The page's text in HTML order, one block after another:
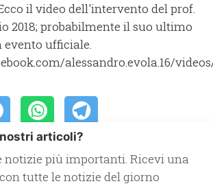
il video dell'intervento del prof.
2018; probabilmente il suo ultimo
ufficiale.
alessandro.evola.16/videos/
articoli?
notizie più importanti. Ricevi una
tutte le notizie del giorno